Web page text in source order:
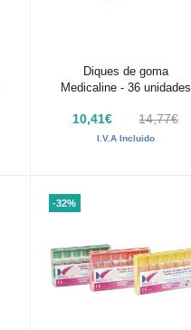
Añadir al carrito
Diques de goma
Medicaline - 36 unidades
10,41€ 14,77€
I.V.A Incluido
-32%